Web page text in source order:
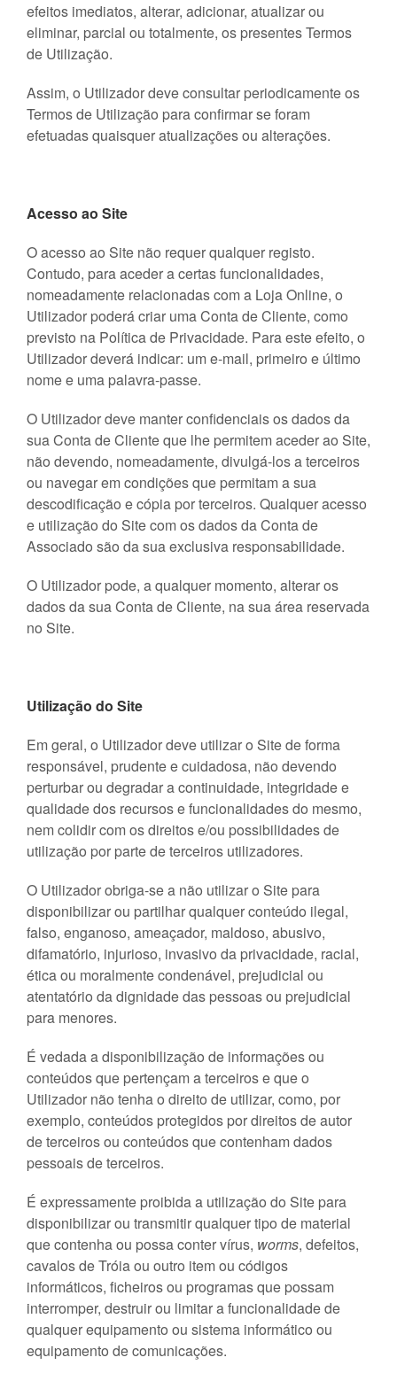
efeitos imediatos, alterar, adicionar, atualizar ou
eliminar, parcial ou totalmente, os presentes Termos
de Utilização.
Assim, o Utilizador deve consultar periodicamente os
Termos de Utilização para confirmar se foram
efetuadas quaisquer atualizações ou alterações.
Acesso ao Site
O acesso ao Site não requer qualquer registo.
Contudo, para aceder a certas funcionalidades,
nomeadamente relacionadas com a Loja Online, o
Utilizador poderá criar uma Conta de Cliente, como
previsto na Política de Privacidade. Para este efeito, o
Utilizador deverá indicar: um e-mail, primeiro e último
nome e uma palavra-passe.
O Utilizador deve manter confidenciais os dados da
sua Conta de Cliente que lhe permitem aceder ao Site,
não devendo, nomeadamente, divulgá-los a terceiros
ou navegar em condições que permitam a sua
descodificação e cópia por terceiros. Qualquer acesso
e utilização do Site com os dados da Conta de
Associado são da sua exclusiva responsabilidade.
O Utilizador pode, a qualquer momento, alterar os
dados da sua Conta de Cliente, na sua área reservada
no Site.
Utilização do Site
Em geral, o Utilizador deve utilizar o Site de forma
responsável, prudente e cuidadosa, não devendo
perturbar ou degradar a continuidade, integridade e
qualidade dos recursos e funcionalidades do mesmo,
nem colidir com os direitos e/ou possibilidades de
utilização por parte de terceiros utilizadores.
O Utilizador obriga-se a não utilizar o Site para
disponibilizar ou partilhar qualquer conteúdo ilegal,
falso, enganoso, ameaçador, maldoso, abusivo,
difamatório, injurioso, invasivo da privacidade, racial,
ética ou moralmente condenável, prejudicial ou
atentatório da dignidade das pessoas ou prejudicial
para menores.
É vedada a disponibilização de informações ou
conteúdos que pertençam a terceiros e que o
Utilizador não tenha o direito de utilizar, como, por
exemplo, conteúdos protegidos por direitos de autor
de terceiros ou conteúdos que contenham dados
pessoais de terceiros.
É expressamente proibida a utilização do Site para
disponibilizar ou transmitir qualquer tipo de material
que contenha ou possa conter vírus, worms, defeitos,
cavalos de Tróia ou outro item ou códigos
informáticos, ficheiros ou programas que possam
interromper, destruir ou limitar a funcionalidade de
qualquer equipamento ou sistema informático ou
equipamento de comunicações.